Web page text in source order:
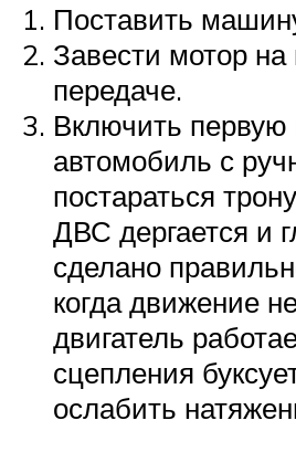
Поставить
Завести мотор на
передаче.
Включить
автомобиль с
постараться
ДВС дергается и
сделано
когда движение
двигатель
сцепления
ослабить